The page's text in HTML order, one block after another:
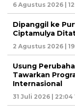
6 Agustus 2026 |
Dipanggil ke
Ciptamulya
2 Agustus 2026 |
Usung
Tawarkan
Internasional
31 Juli 2026 | 22:04